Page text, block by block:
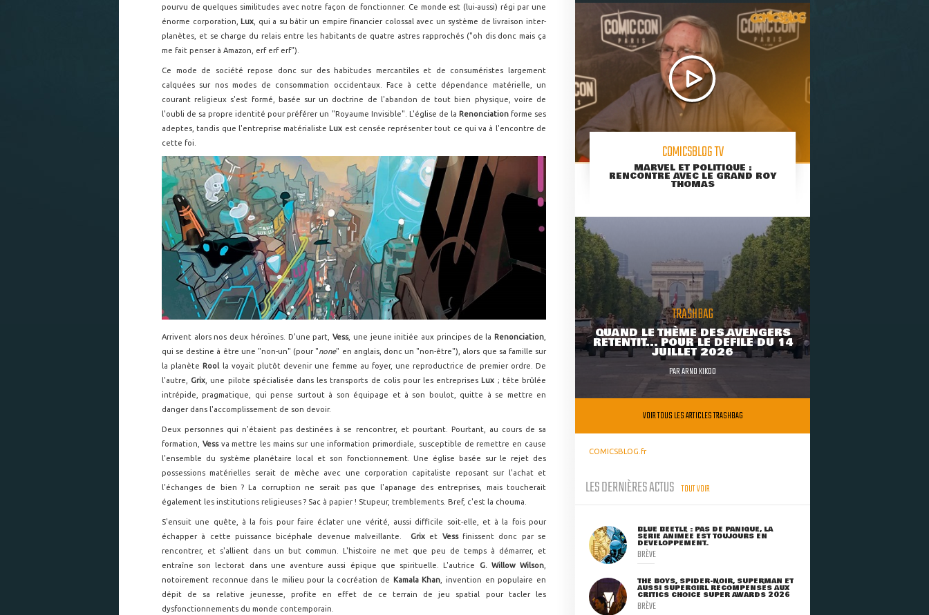
pourvu de quelques similitudes avec notre façon de fonctionner. Ce monde est (lui-aussi) régi par une
énorme corporation, Lux , qui a su bâtir un empire financier colossal avec un système de livraison inter-
planètes, et se charge du relais entre les habitants de quatre astres rapprochés ("oh dis donc mais ça
me fait penser à Amazon, erf erf erf").
Ce mode de société repose donc sur des habitudes mercantiles et de consuméristes largement
calquées sur nos modes de consommation occidentaux. Face à cette dépendance matérielle, un
courant religieux s'est formé, basée sur un doctrine de l'abandon de tout bien physique, voire de
l'oubli de sa propre identité pour préférer un "Royaume Invisible". L'église de la Renonciation forme ses
adeptes, tandis que l'entreprise matérialiste Lux est censée représenter tout ce qui va à l'encontre de
cette foi.
Arrivent alors nos deux héroïnes. D'une part,Vess, une jeune initiée aux principes de la Renonciation
qui se destine à être une "non-un" (pour "none" en anglais, donc un "non-être"), alors que sa famille sur
la planète Rool la voyait plutôt devenir une femme au foyer, une reproductrice de premier ordre. De
l'autre, Grix , une pilote spécialisée dans les transports de colis pour les entreprises Lux ; tête brûlée
intrépide, pragmatique, qui pense surtout à son équipage et à son boulot, quitte à se mettre en
danger dans l'accomplissement de son devoir.
Deux personnes qui n'étaient pas destinées à se rencontrer, et pourtant. Pourtant, au cours de sa
formation, Vess va mettre les mains sur une information primordiale, susceptible de remettre en cause
l'ensemble du système planétaire local et son fonctionnement. Une église basée sur le rejet des
possessions matérielles serait de mèche avec une corporation capitaliste reposant sur l'achat et
l'échanges de bien ? La corruption ne serait pas que l'apanage des entreprises, mais toucherait
également les institutions religieuses ? Sac à papier ! Stupeur, tremblements. Bref, c'est la chouma.
S'ensuit une quête, à la fois pour faire éclater une vérité, aussi difficile soit-elle, et à la fois pour
échapper à cette puissance bicéphale devenue malveillante. Grix et Vess finissent donc par se
rencontrer, et s'allient dans un but commun. L'histoire ne met que peu de temps à démarrer, et
entraîne son lectorat dans une aventure aussi épique que spirituelle. L'autrice
G. Willow Wilson
notoirement reconnue dans le milieu pour la cocréation de Kamala Khan , invention en populaire en
dépit de sa relative jeunesse, profite en effet de ce terrain de jeu spatial pour tacler les
dysfonctionnements du monde contemporain.
COMICSBLOG TV
MARVEL ET POLITIQUE :
RENCONTRE AVEC LE GRAND ROY
THOMAS
TRASHBAG
QUAND LE THÈME DES AVENGERS
RETENTIT... POUR LE DÉFILÉ DU 14
JUILLET 2026
PARARNO KIKOO
VOIR TOUS LES ARTICLES TRASHBAG
COMICSBLOG.fr
LES DERNIÈRES ACTUS TOUT VOIR
BLUE BEETLE : PAS DE PANIQUE, LA
SÉRIE ANIMÉE EST TOUJOURS EN
DÉVELOPPEMENT.
BRÈVE
THE BOYS, SPIDER-NOIR, SUPERMAN ET
AUSSI SUPERGIRL RÉCOMPENSÉS AUX
CRITICS CHOICE SUPER AWARDS 2026
BRÈVE